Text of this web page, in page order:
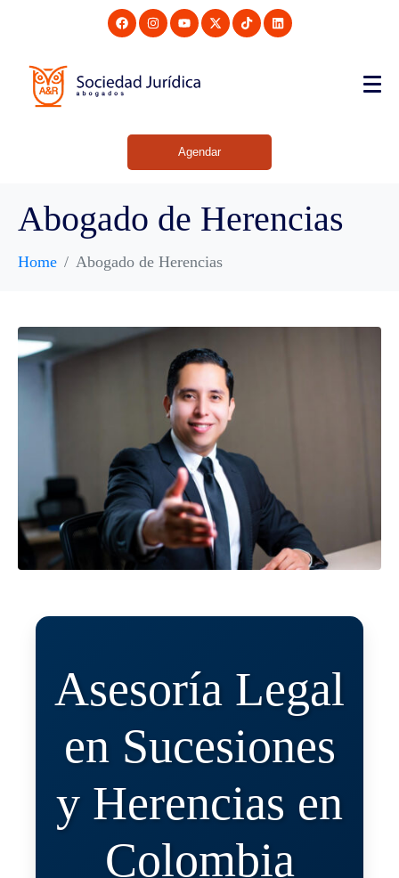
Agendar
Abogado de Herencias
Home Abogado de Herencias
Asesoría Legal
en Sucesiones
y Herencias en
Colombia